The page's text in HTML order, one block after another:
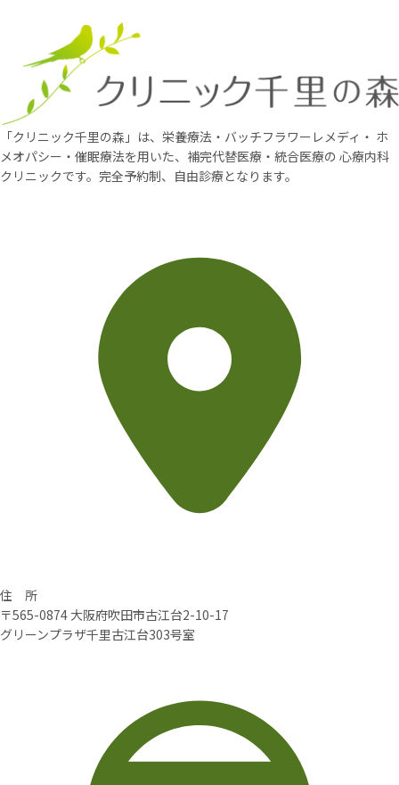
「クリニック千里の森」は、栄養療法・バッチフラワーレメディ・ ホ
メオパシー・催眠療法を用いた、補完代替医療・統合医療の 心療内科
クリニックです。完全予約制、自由診療となります。
住 所
〒565-0874 大阪府吹田市古江台2-10-17
グリーンプラザ千里古江台303号室